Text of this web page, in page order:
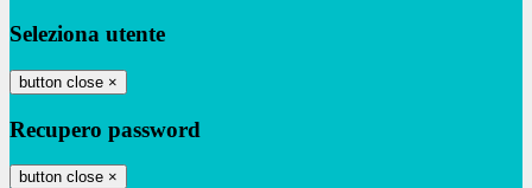
Seleziona utente
button close ×
Recupero password
button close ×